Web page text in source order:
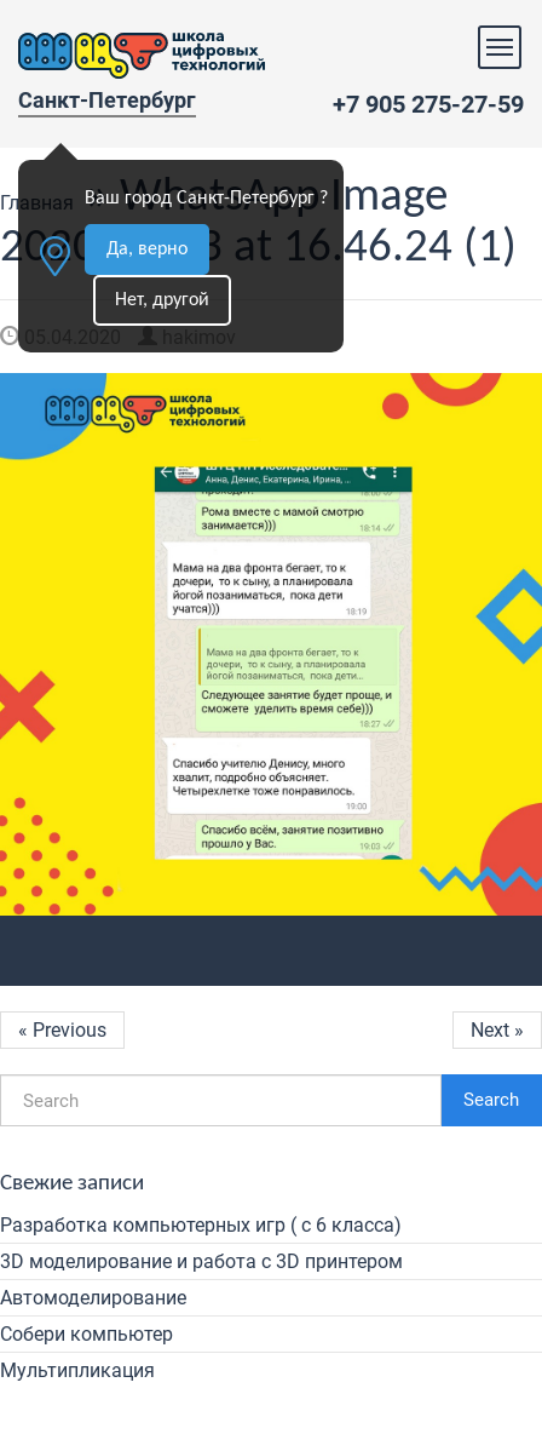
Санкт-Петербург
Ваш город Санкт-Петербург ?
Да, верно
Нет, другой
+7 905 275-27-59
Главная » WhatsApp Image
2020-04-03 at 16.46.24 (1)
« Previous Next »
Search
Свежие записи
Разработка компьютерных игр ( с 6 класса)
3D моделирование и работа с 3D принтером
Автомоделирование
Собери компьютер
Мультипликация